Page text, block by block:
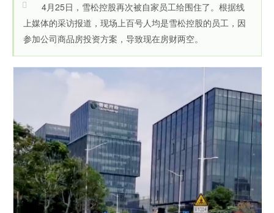
4月25日，雪松控股再次被自家员工给围住了。根据线
上媒体的采访报道，现场上百号人均是雪松控股的员工，因
参加公司商品房投资方案，导致现在房财两空。